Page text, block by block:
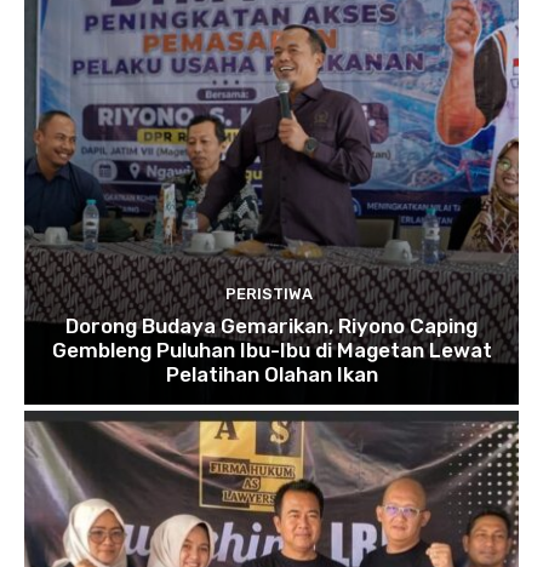
PERISTIWA
Dorong Budaya Gemarikan, Riyono Caping
Gembleng Puluhan Ibu-Ibu di Magetan Lewat
Pelatihan Olahan Ikan